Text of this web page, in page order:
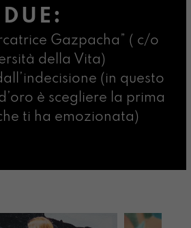
DUE:
Gazpacha” ( c/o
della Vita)
(in questo
è scegliere la prima
ti ha emozionata)